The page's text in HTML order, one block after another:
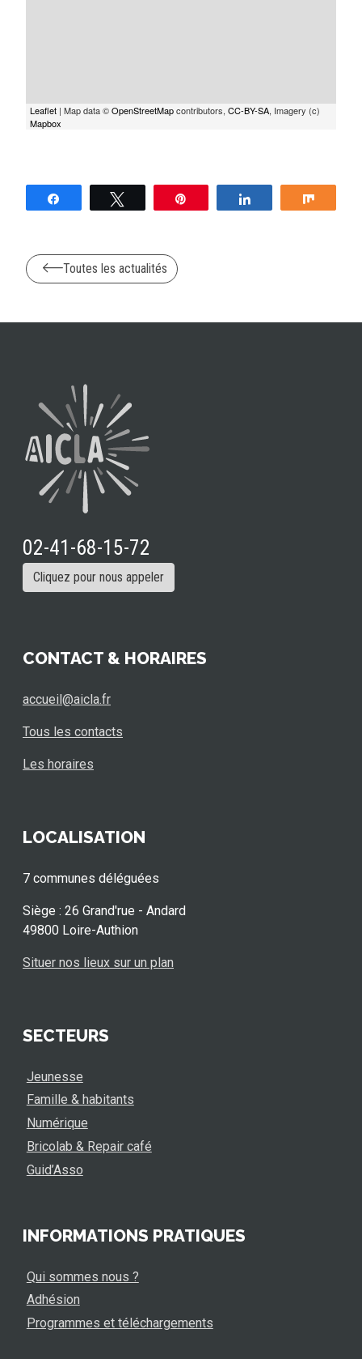
Leaflet | Map data ©OpenStreetMapcontributors, CC-BY-SA, Imagery (c)
Mapbox
Partagez
Toutes les actualités
02-41-68-15-72
Cliquez pour nous appeler
CONTACT & HORAIRES
accueil@aicla.fr
Tous les contacts
Les horaires
LOCALISATION
7 communes déléguées
Siège : 26 Grand'rue - Andard
49800 Loire-Authion
Situer nos lieux sur un plan
SECTEURS
Jeunesse
Famille & habitants
Numérique
Bricolab & Repair café
Guid’Asso
INFORMATIONS PRATIQUES
Qui sommes nous ?
Adhésion
Programmes et téléchargements